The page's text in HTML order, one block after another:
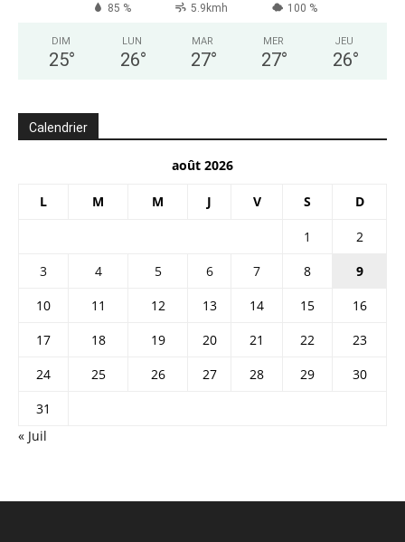
85 % 5.9kmh 100 %
DIM
25°
LUN
26°
MAR
27°
MER
27°
JEU
26°
Calendrier
août 2026
L M M J V S D
1
2
3
4 5 6 7 8
9
10
11 12 13 14 15
16
17
18 19 20 21 22
23
24
25 26 27 28 29
30
31
« Juil